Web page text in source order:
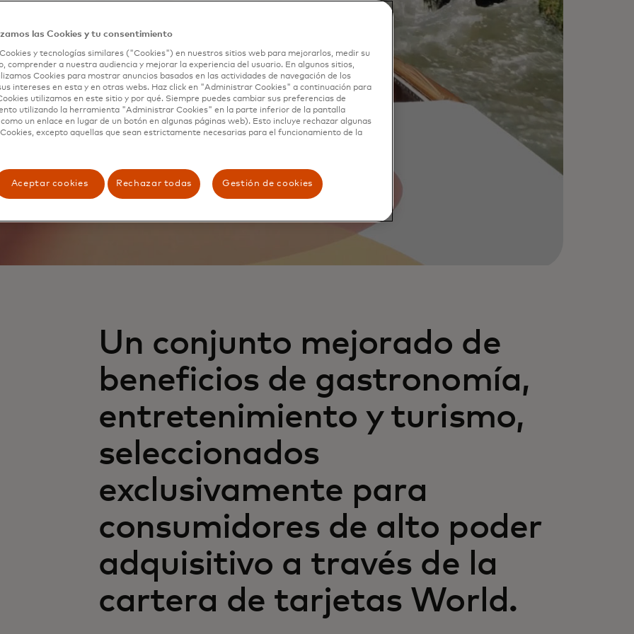
las necesidades
adquisitivo con
Un conjunto mejorado de
beneficios de gastronomía,
entretenimiento y turismo,
seleccionados
exclusivamente para
consumidores de alto poder
adquisitivo a través de la
cartera de tarjetas World.
las Cookies y tu consentimiento
y tecnologías similares ("Cookies") en nuestros sitios web para mejorarlos, medir su
comprender a nuestra audiencia y mejorar la experiencia del usuario. En algunos sitios,
Cookies para mostrar anuncios basados ​​en las actividades de navegación de los
intereses en esta y en otras webs. Haz click en "Administrar Cookies" a continuación para
utilizamos en este sitio y por qué. Siempre puedes cambiar sus preferencias de
utilizando la herramienta "Administrar Cookies" en la parte inferior de la pantalla
un enlace en lugar de un botón en algunas páginas web). Esto incluye rechazar algunas
excepto aquellas que sean estrictamente necesarias para el funcionamiento de la
Aceptar cookies Rechazar todas Gestión de cookies